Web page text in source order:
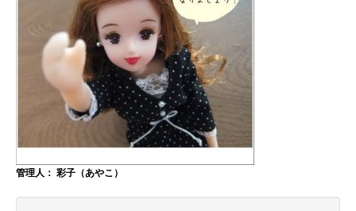
管理人： 彩子（あやこ）